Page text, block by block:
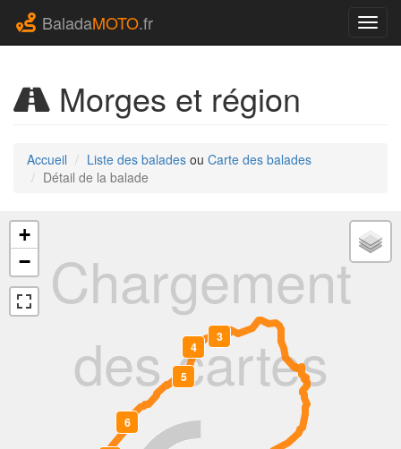
BaladaMOTO.fr
Morges et région
Accueil Liste des balades ou Carte des balades
Détail de la balade
Chargement
des cartes
3
4
5
6
+
−